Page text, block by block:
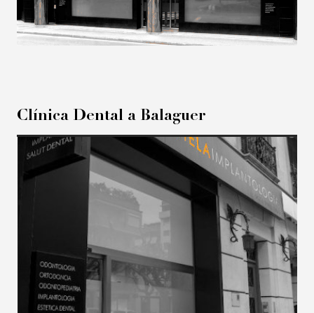
Clínica Dental a Balaguer